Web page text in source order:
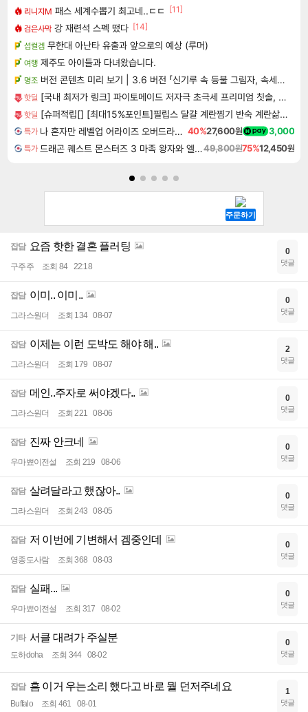
리니지M 패스 세계수뽑기 최고네..ㄷㄷ
[11]
검은사막 강 재련석 스펙 떴다 [14]
섭컬겜 무한대 아난타 유출과 앞으로의 예상 (루머)
여행 제주도 아이들과 다녀왔습니다.
명조 버전 콘텐츠 미리 보기 | 3.6 버전 「신기루 속 등불 그림자, 속세에 깃든 검의 결심」이 8월 20일에 업데이트됩니다!
핫딜 [국내 최저가 링크] 파이토메이드 저자극 초극세 프리미엄 칫솔, 10개입, 3세트
핫딜 [슈퍼적립[] [최대15%포인트]필립스 달걀 계란찜기 반숙 계란삶는기계 에그쿠커 멀티쿠커 호빵 고구마찜기 3000시리즈 HD9137/90
특가 나 혼자만 레벨업 어라이즈 오버드라이브 Solo Leveling Arise 40%27,600원 3,000
특가 드래곤 퀘스트 몬스터즈 3 마족 왕자와 엘프의 여행 Dragon Quest Monsters The Dark Prince49,800원75%12,450원
잡담 요즘 핫한 결혼 플러팅
구주주 조회 84 22:18
0
댓글
잡담 이미.. 이미..
그라스원더 조회 134 08-07
0
댓글
잡담 이제는 이런 도박도 해야 해..
그라스원더 조회 179 08-07
2
댓글
잡담 메인..주자로 써야겠다..
그라스원더 조회 221 08-06
0
댓글
잡담 진짜 안크네
우마뾰이전설 조회 219 08-06
0
댓글
잡담 살려달라고 했잖아..
그라스원더 조회 243 08-05
0
댓글
잡담 저 이번에 기변해서 겜중인데
영종도사람 조회 368 08-03
0
댓글
잡담 실패...
우마뾰이전설 조회 317 08-02
0
댓글
기타 서클 대려가 주실분
도하doha 조회 344 08-02
0
댓글
잡담 흠 이거 우는소리 했다고 바로 뭘 던저주네요
Buffalo 조회 461 08-01
1
댓글